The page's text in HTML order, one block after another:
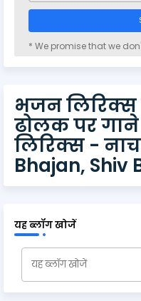
* We promise that we
भजन लिरिक्स
ढोलक पर
लिरिक्स -
Bhajan, Shiv
यह ब्लॉग खोजें